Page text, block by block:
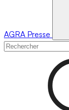
AGRA Presse